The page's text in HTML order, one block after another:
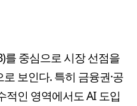
를 중심으로 시장 선점을
보인다. 특히 금융권·공
적인 영역에서도 AI 도입